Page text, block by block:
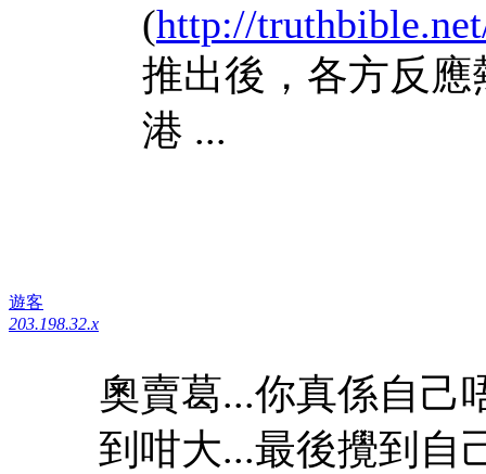
遊客
203.198.32.x
(http://
推出後，各方反
港 ...
奧賣葛...你真係自己
到咁大...最後攪到自